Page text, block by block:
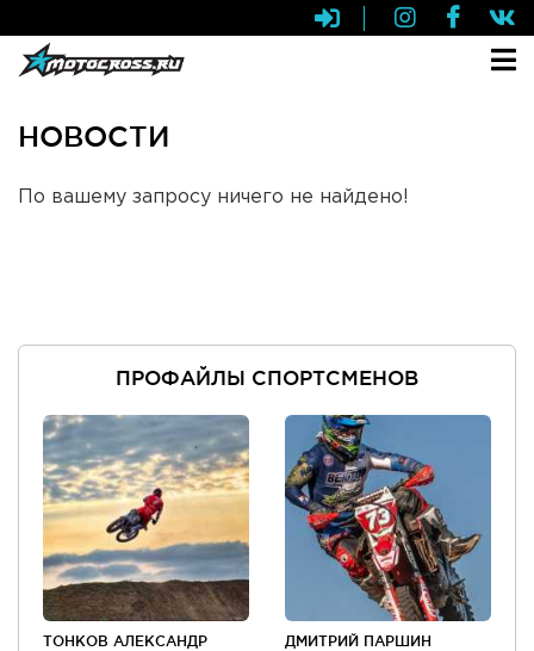
НОВОСТИ
По вашему запросу ничего не найдено!
ПРОФАЙЛЫ СПОРТСМЕНОВ
ТОНКОВ АЛЕКСАНДР ДМИТРИЙ ПАРШИН